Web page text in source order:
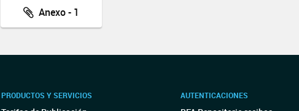
Anexo - 1
PRODUCTOS Y SERVICIOS AUTENTICACIONES